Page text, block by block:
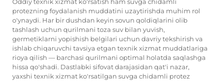
protezning foydalanish muddatini uzaytirishda muhim rol
o'ynaydi. Har bir dushdan keyin sovun qoldiqlarini olib
tashlash uchun qurilmani toza suv bilan yuvish,
germetiklarni yopishish belgilari uchun davriy tekshirish va
ishlab chiqaruvchi tavsiya etgan texnik xizmat muddatlariga
rioya qilish — barchasi qurilmani optimal holatda saqlashga
hissa qo'shadi. Dastlabki sifovat darajasidan qat'i nazar,
yaxshi texnik xizmat ko'rsatilgan suvga chidamli protez